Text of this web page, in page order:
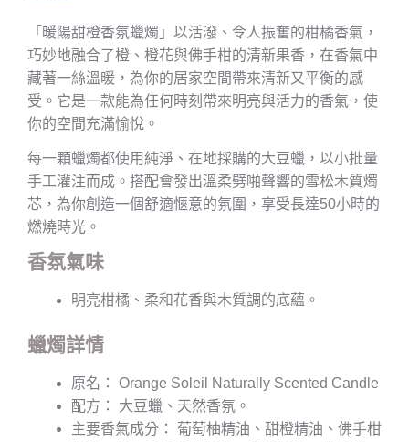
「暖陽甜橙香氛蠟燭」以活潑、令人振奮的柑橘香氣，
巧妙地融合了橙、橙花與佛手柑的清新果香，在香氣中
藏著一絲溫暖，為你的居家空間帶來清新又平衡的感
受。它是一款能為任何時刻帶來明亮與活力的香氣，使
你的空間充滿愉悅。
每一顆蠟燭都使用純淨、在地採購的大豆蠟，以小批量
手工灌注而成。搭配會發出溫柔劈啪聲響的雪松木質燭
芯，為你創造一個舒適愜意的氛圍，享受長達50小時的
燃燒時光。
香氛氣味
明亮柑橘、柔和花香與木質調的底蘊。
蠟燭詳情
原名： Orange Soleil Naturally Scented Candle
配方： 大豆蠟、天然香氛。
主要香氣成分： 葡萄柚精油、甜橙精油、佛手柑